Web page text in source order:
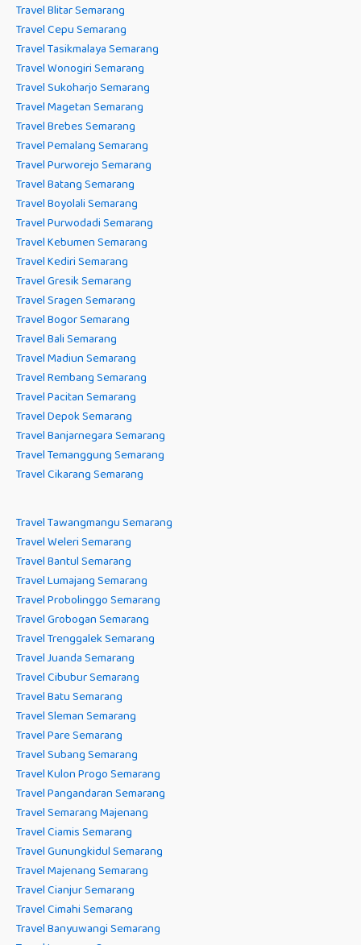
Travel Blitar Semarang
Travel Cepu Semarang
Travel Tasikmalaya Semarang
Travel Wonogiri Semarang
Travel Sukoharjo Semarang
Travel Magetan Semarang
Travel Brebes Semarang
Travel Pemalang Semarang
Travel Purworejo Semarang
Travel Batang Semarang
Travel Boyolali Semarang
Travel Purwodadi Semarang
Travel Kebumen Semarang
Travel Kediri Semarang
Travel Gresik Semarang
Travel Sragen Semarang
Travel Bogor Semarang
Travel Bali Semarang
Travel Madiun Semarang
Travel Rembang Semarang
Travel Pacitan Semarang
Travel Depok Semarang
Travel Banjarnegara Semarang
Travel Temanggung Semarang
Travel Cikarang Semarang
Travel Tawangmangu Semarang
Travel Weleri Semarang
Travel Bantul Semarang
Travel Lumajang Semarang
Travel Probolinggo Semarang
Travel Grobogan Semarang
Travel Trenggalek Semarang
Travel Juanda Semarang
Travel Cibubur Semarang
Travel Batu Semarang
Travel Sleman Semarang
Travel Pare Semarang
Travel Subang Semarang
Travel Kulon Progo Semarang
Travel Pangandaran Semarang
Travel Semarang Majenang
Travel Ciamis Semarang
Travel Gunungkidul Semarang
Travel Majenang Semarang
Travel Cianjur Semarang
Travel Cimahi Semarang
Travel Banyuwangi Semarang